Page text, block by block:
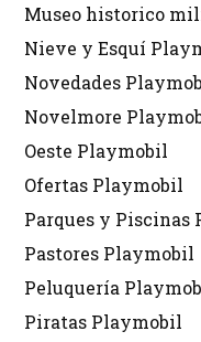
Museo historico
Nieve y Esquí
Novedades
Novelmore
Oeste Playmobil
Ofertas Playmobil
Parques y Piscinas
Pastores Playmobil
Peluquería
Piratas Playmobil